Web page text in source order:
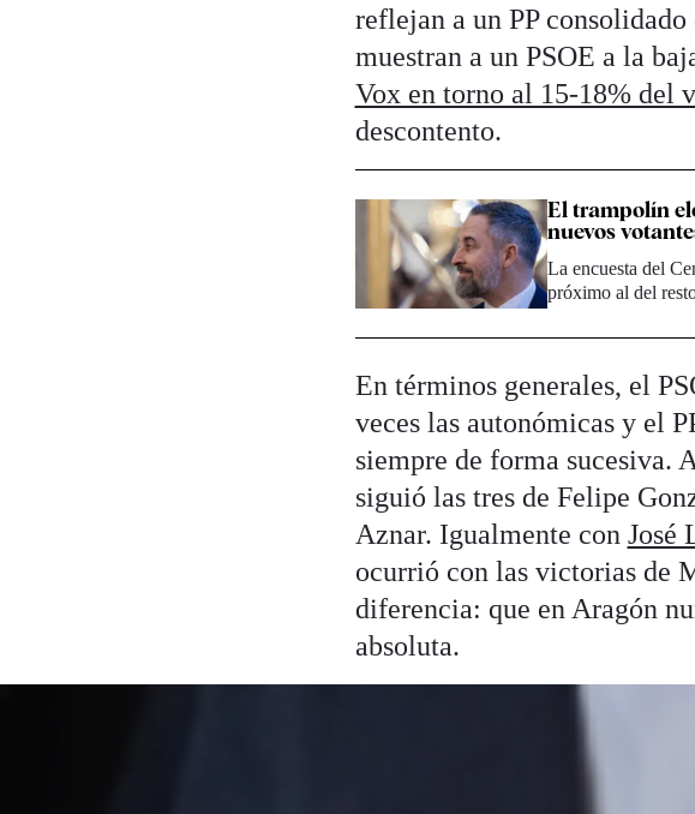
reflejan a un PP
muestran a un PSOE a la
Vox en torno al 15-18% del
descontento.
El trampolín
nuevos
La encuesta del
próximo al del
En términos generales, el
veces las autonómicas y el
siempre de forma sucesiva.
siguió las tres de Felipe
Aznar. Igualmente con José
ocurrió con las victorias de
diferencia: que en Aragón
absoluta.